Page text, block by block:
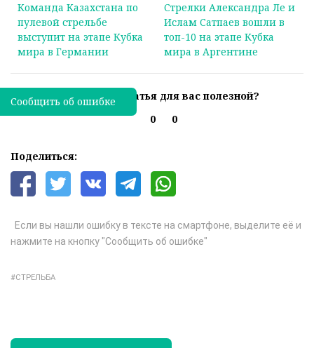
Команда Казахстана по
пулевой стрельбе
выступит на этапе Кубка
мира в Германии
Стрелки Александра Ле и
Ислам Сатпаев вошли в
топ-10 на этапе Кубка
мира в Аргентине
Была ли эта статья для вас полезной?
0
0
Поделиться:
Если вы нашли ошибку в тексте на смартфоне, выделите её и
нажмите на кнопку "Сообщить об ошибке"
СТРЕЛЬБА
Сообщить об ошибке